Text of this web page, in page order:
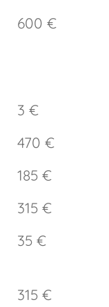
600 €
3 €
470 €
185 €
315 €
35 €
315 €